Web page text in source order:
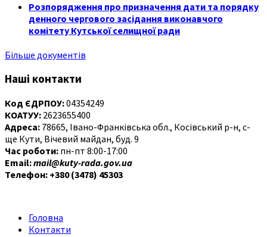
Розпорядження про призначення дати та порядку
денного чергового засідання виконавчого
комітету Кутської селищної ради
Більше документів
Наші контакти
Код ЄДРПОУ:04354249
КОАТУУ: 2623655400
Адреса: 78665, Івано-Франківська обл., Косівський р-н, с-
ще Кути, Вічевий майдан, буд. 9
Час роботи: пн-пт 8:00-17:00
Email:mail@kuty-rada.gov.ua
Телефон: +380 (3478) 45303
Головна
Контакти